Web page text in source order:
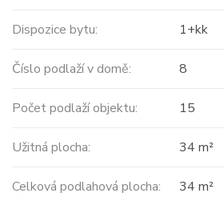
Dispozice bytu: 1+kk
Číslo podlaží v domě: 8
Počet podlaží objektu: 15
Užitná plocha: 34 m²
Celková podlahová plocha: 34 m²